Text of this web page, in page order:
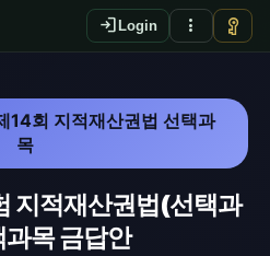
login Login more_vert vpn_key
14회 지적재산권법 선택과
목
지적재산권법(선택과
목 금답안